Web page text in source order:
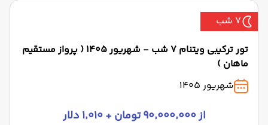
7 شب
تور ترکیبی ویتنام 7 شب - شهریور 1405 ( پرواز مستقیم
ماهان )
شهریور 1405
از ۹۰٬۰۰۰٬۰۰۰ تومان + ۱٬۰۱۰ دلار